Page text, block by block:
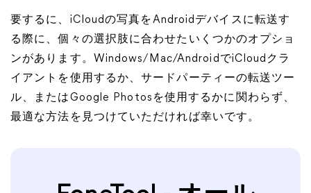
要するに、iCloudの写真をAndroidデバイスに転送す
る際に、個々の選択肢に合わせたいくつかのオプショ
ンがあります。Windows/Mac/AndroidでiCloudクラ
イアントを使用するか、サードパーティーの転送ツー
ル、またはGoogle Photosを使用するかに関わらず、
最適な方法を見つけていただければ幸いです。